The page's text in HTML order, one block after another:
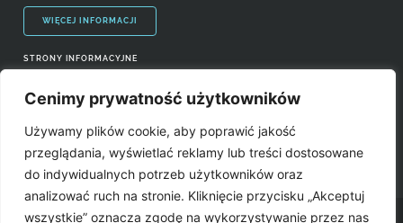
Cenimy prywatność użytkowników
Używamy plików cookie, aby poprawić jakość
przeglądania, wyświetlać reklamy lub treści dostosowane
do indywidualnych potrzeb użytkowników oraz
analizować ruch na stronie. Kliknięcie przycisku „Akceptuj
wszystkie” oznacza zgodę na wykorzystywanie przez nas
STRONY INFORMACYJNE
Źródła
WIĘCEJ INFORMACJI